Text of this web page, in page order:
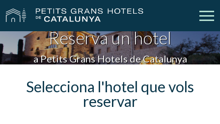
Els Nostres Hotels Escapades
Casaments
Descobreix Catalunya
Reserva un hotel
a Petits Grans Hotels de Catalunya
Selecciona l'hotel que vols
reservar